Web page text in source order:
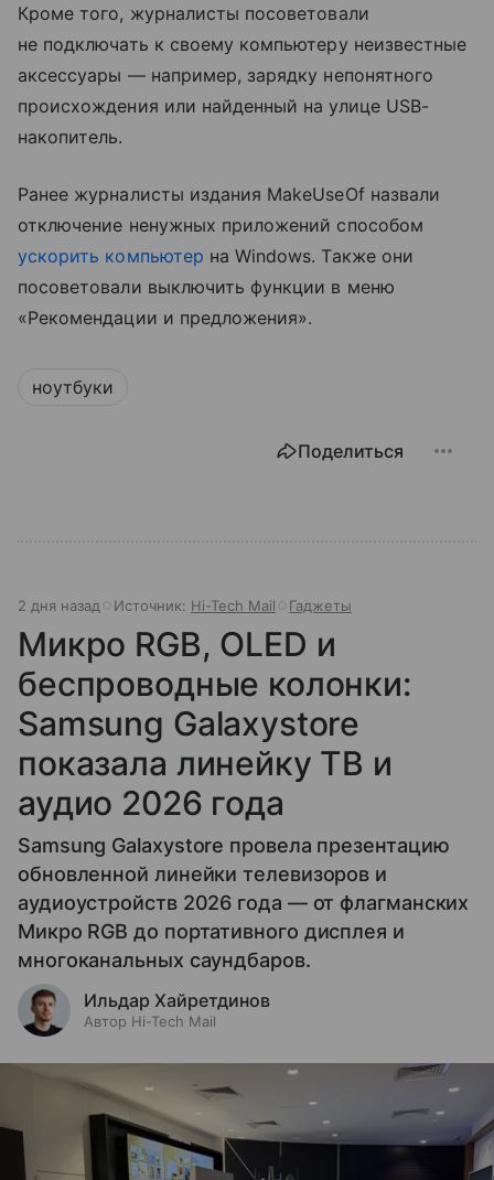
Кроме того, журналисты посоветовали
не подключать к своему компьютеру неизвестные
аксессуары — например, зарядку непонятного
происхождения или найденный на улице USB-
накопитель.
Ранее журналисты издания MakeUseOf назвали
отключение ненужных приложений способом
ускорить компьютер на Windows. Также они
посоветовали выключить функции в меню
«Рекомендации и предложения».
ноутбуки
Поделиться
2 дня назад Источник: Hi-Tech Mail Гаджеты
Микро RGB, OLED и
беспроводные колонки:
Samsung Galaxystore
показала линейку ТВ и
аудио 2026 года
Samsung Galaxystore провела презентацию
обновленной линейки телевизоров и
аудиоустройств 2026 года — от флагманских
Микро RGB до портативного дисплея и
многоканальных саундбаров.
Ильдар Хайретдинов
Автор Hi-Tech Mail